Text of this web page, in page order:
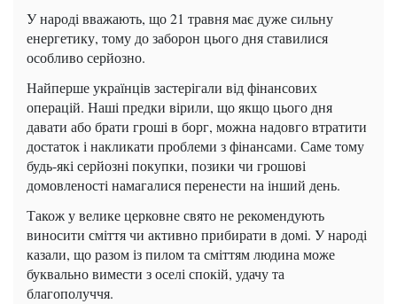
У народі вважають, що 21 травня має дуже сильну
енергетику, тому до заборон цього дня ставилися
особливо серйозно.
Найперше українців застерігали від фінансових
операцій. Наші предки вірили, що якщо цього дня
давати або брати гроші в борг, можна надовго втратити
достаток і накликати проблеми з фінансами. Саме тому
будь-які серйозні покупки, позики чи грошові
домовленості намагалися перенести на інший день.
Також у велике церковне свято не рекомендують
виносити сміття чи активно прибирати в домі. У народі
казали, що разом із пилом та сміттям людина може
буквально вимести з оселі спокій, удачу та
благополуччя.